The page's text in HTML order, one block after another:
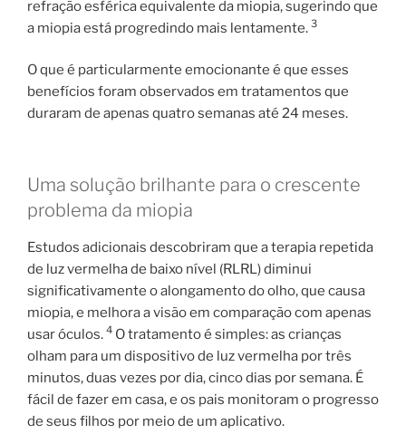
refração esférica equivalente da miopia, sugerindo que
a miopia está progredindo mais lentamente. 3
O que é particularmente emocionante é que esses
benefícios foram observados em tratamentos que
duraram de apenas quatro semanas até 24 meses.
Uma solução brilhante para o crescente
problema da miopia
Estudos adicionais descobriram que a terapia repetida
de luz vermelha de baixo nível (RLRL) diminui
significativamente o alongamento do olho, que causa
miopia, e melhora a visão em comparação com apenas
usar óculos. 4 O tratamento é simples: as crianças
olham para um dispositivo de luz vermelha por três
minutos, duas vezes por dia, cinco dias por semana. É
fácil de fazer em casa, e os pais monitoram o progresso
de seus filhos por meio de um aplicativo.